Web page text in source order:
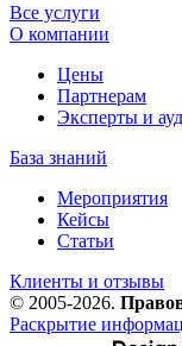
Все услуги
О компании
Цены
Партнерам
Эксперты и
База знаний
Мероприятия
Кейсы
Статьи
Клиенты и отзывы
© 2005-2026.
Раскрытие